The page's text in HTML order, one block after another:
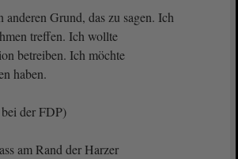
anderen Grund, das zu sagen. Ich
treffen. Ich wollte
betreiben. Ich möchte
haben.
der FDP)
am Rand der Harzer